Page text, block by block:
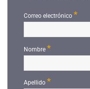
Correo electrónico *
Nombre*
Apellido *